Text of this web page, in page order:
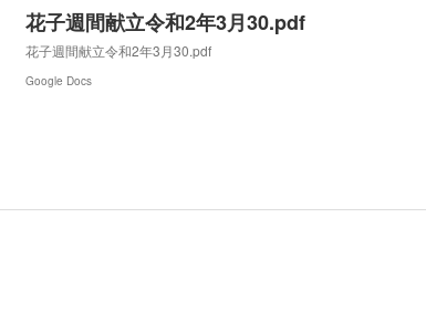
花子週間献立令和2年3月30.pdf
花子週間献立令和2年3月30.pdf
Google Docs